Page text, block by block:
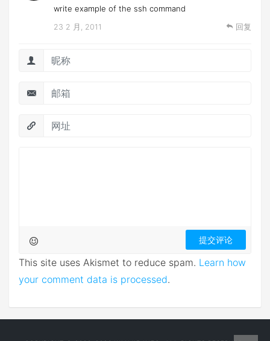
write example of the ssh command
23 2 月, 2011 回复
This site uses Akismet to reduce spam. Learn how
your comment data is processed.